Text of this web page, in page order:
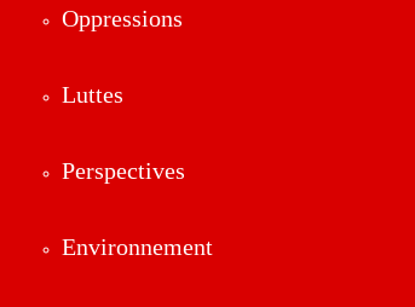
Oppressions
Luttes
Perspectives
Environnement